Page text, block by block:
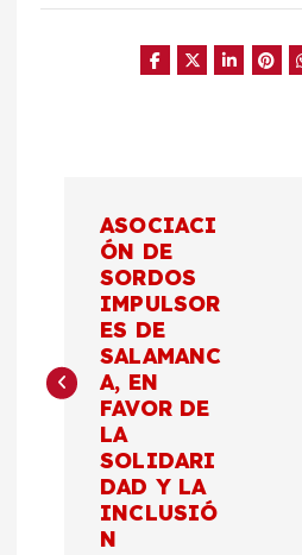
e
ASOCIACI
ÓN DE
SORDOS
IMPULSOR
ES DE
SALAMANC
A, EN
FAVOR DE
LA
SOLIDARI
DAD Y LA
INCLUSIÓ
N